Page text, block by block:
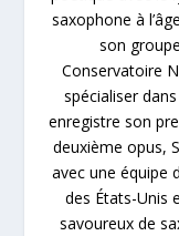
saxophone à
son
Conservatoire
spécialiser dans
enregistre son
deuxième opus,
avec une équipe
des États-Unis
savoureux de